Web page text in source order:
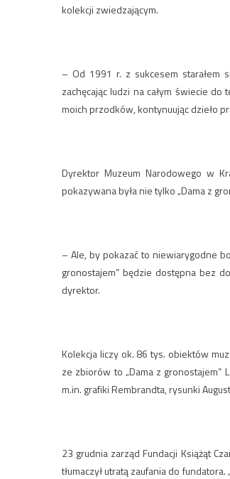
kolekcji zwiedzającym.
– Od 1991 r. z sukcesem starałem
zachęcając ludzi na całym świecie
moich przodków, kontynuując dzieło
Dyrektor Muzeum Narodowego w
pokazywana była nie tylko „Dama z
– Ale, by pokazać to niewiarygodne
gronostajem” będzie dostępna bez
dyrektor.
Kolekcja liczy ok. 86 tys. obiektów
ze zbiorów to „Dama z gronostajem”
m.in. grafiki Rembrandta, rysunki
23 grudnia zarząd Fundacji Książąt
tłumaczył utratą zaufania do